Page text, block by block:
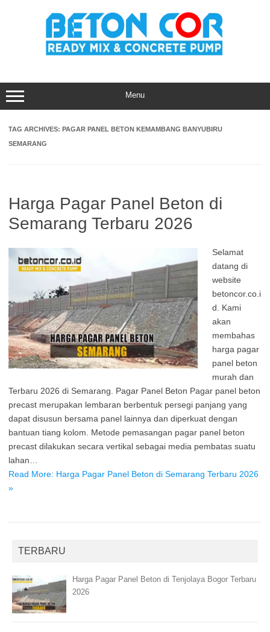
Menu
TAG ARCHIVES: PAGAR PANEL BETON KEMAMBANG BANYUBIRU
SEMARANG
Harga Pagar Panel Beton di
Semarang Terbaru 2026
Selamat
datang di
website
betoncor.co.i
d. Kami
akan
membahas
harga pagar
panel beton
murah dan
Terbaru 2026 di Semarang. Pagar Panel Beton Pagar panel beton
precast merupakan lembaran berbentuk persegi panjang yang
dapat disusun bersama panel lainnya dan diperkuat dengan
bantuan tiang kolom. Metode pemasangan pagar panel beton
precast dilakukan secara vertikal sebagai media pembatas suatu
lahan…
Read More: Harga Pagar Panel Beton di Semarang Terbaru 2026
»
TERBARU
Harga Pagar Panel Beton di Tenjolaya Bogor Terbaru
2026